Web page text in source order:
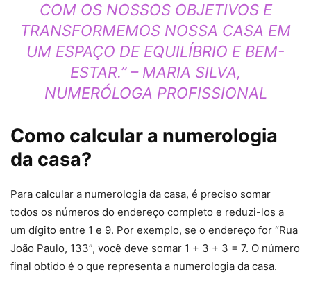
COM OS NOSSOS OBJETIVOS E
TRANSFORMEMOS NOSSA CASA EM
UM ESPAÇO DE EQUILÍBRIO E BEM-
ESTAR.” – MARIA SILVA,
NUMERÓLOGA PROFISSIONAL
Como calcular a numerologia
da casa?
Para calcular a numerologia da casa, é preciso somar
todos os números do endereço completo e reduzi-los a
um dígito entre 1 e 9. Por exemplo, se o endereço for “Rua
João Paulo, 133”, você deve somar 1 + 3 + 3 = 7. O número
final obtido é o que representa a numerologia da casa.